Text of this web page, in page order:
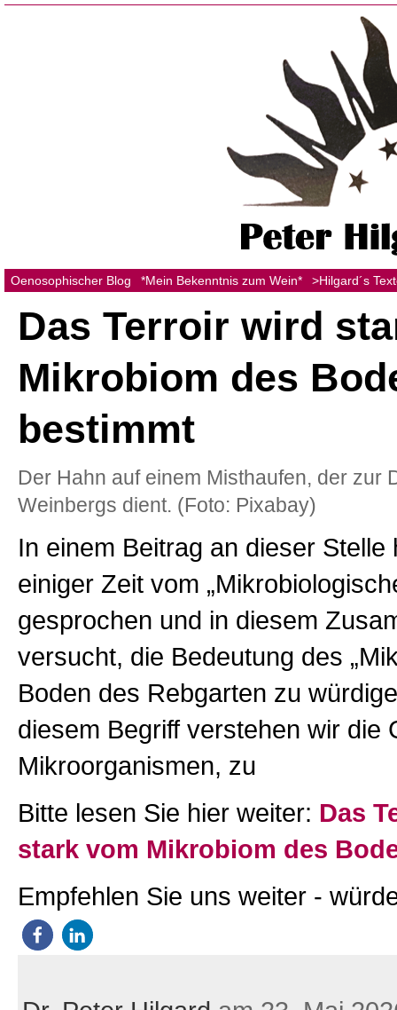
Oenosophischer Blog *Mein Bekenntnis zum Wein* >Hilgard´s
Das Terroir wird
Mikrobiom des
bestimmt
Der Hahn auf einem Misthaufen, der zur
Weinbergs dient. (Foto: Pixabay)
In einem Beitrag an dieser Stelle
einiger Zeit vom
gesprochen und in diesem
versucht, die Bedeutung des
Boden des Rebgarten zu
diesem Begriff verstehen wir die
Mikroorganismen, zu
Bitte lesen Sie hier weiter: Das
stark vom Mikrobiom des
Empfehlen Sie uns weiter -